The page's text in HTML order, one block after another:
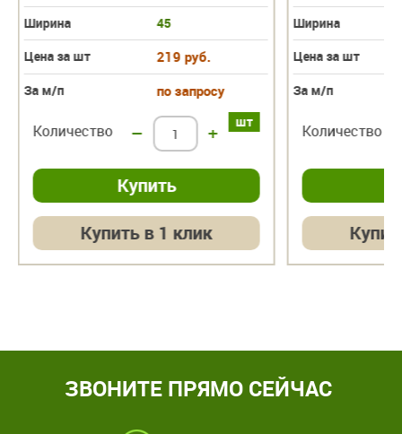
Ширина
45
Цена за шт
219 руб.
За м/п по запросу
шт
Количество – +
Купить в 1 клик
Ширина
Цена за шт
За м/п
Количество
ЗВОНИТЕ ПРЯМО СЕЙЧАС